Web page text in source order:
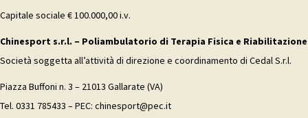
Capitale sociale € 100.000,00 i.v.
Chinesport s.r.l. – Poliambulatorio di Terapia Fisica e
Società soggetta all’attività di direzione e coordinamento di Cedal S.r.l.
Piazza Buffoni n. 3 – 21013 Gallarate (VA)
Tel. 0331 785433 – PEC: chinesport@pec.it